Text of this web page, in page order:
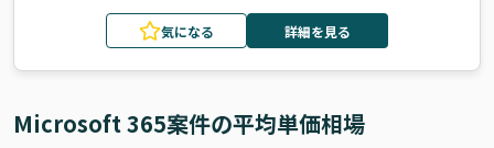
気になる 詳細を見る
Microsoft 365案件の平均単価相場